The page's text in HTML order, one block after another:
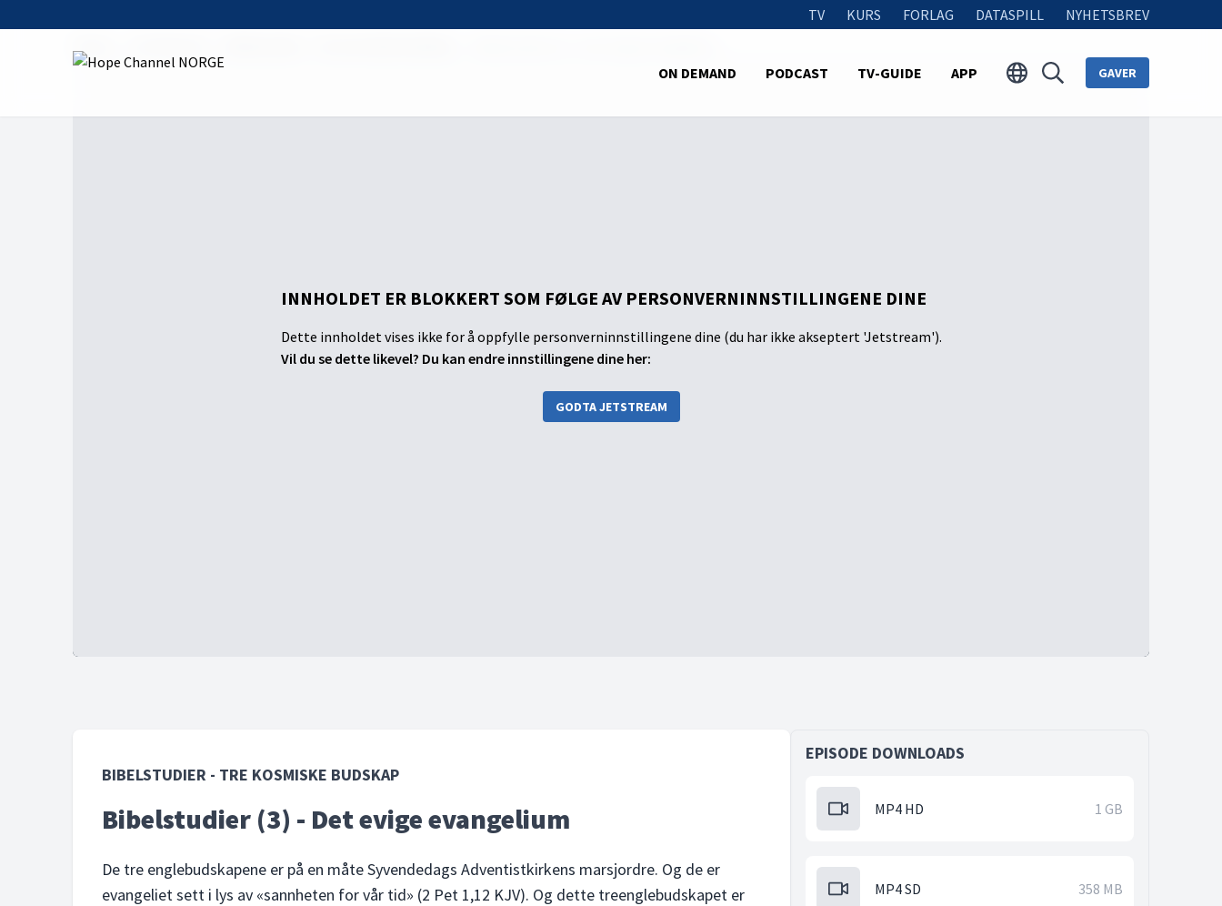
TV KURS FORLAG DATASPILL NYHETSBREV
ON DEMAND PODCAST TV-GUIDE APP GAVER
INNHOLDET ER BLOKKERT SOM FØLGE AV PERSONVERNINNSTILLINGENE DINE
Dette innholdet vises ikke for å oppfylle personverninnstillingene dine (du har ikke akseptert 'Jetstream').
Vil du se dette likevel? Du kan endre innstillingene dine her:
GODTA JETSTREAM
BIBELSTUDIER - TRE KOSMISKE BUDSKAP
Bibelstudier (3) - Det evige evangelium
De tre englebudskapene er på en måte Syvendedags Adventistkirkens marsjordre. Og de er
evangeliet sett i lys av «sannheten for vår tid» (2 Pet 1,12 KJV). Og dette treenglebudskapet er
EPISODE DOWNLOADS
MP4 HD 1 GB
MP4 SD 358 MB